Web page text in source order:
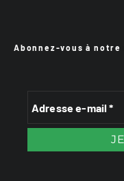
Abonnez-vous à